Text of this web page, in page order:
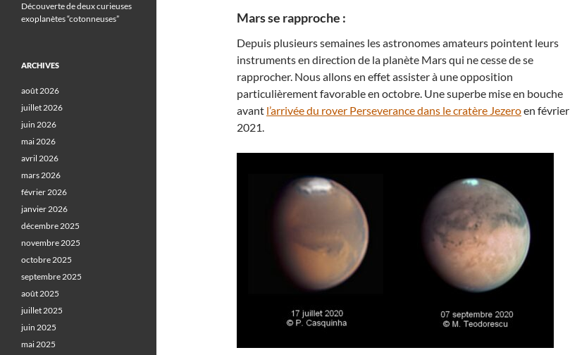
Mars se rapproche :
Depuis plusieurs semaines les astronomes amateurs pointent leurs
instruments en direction de la planète Mars qui ne cesse de se
rapprocher. Nous allons en effet assister à une opposition
particulièrement favorable en octobre. Une superbe mise en bouche
avant l’arrivée du rover Perseverance dans le cratère Jezeroen février
2021.
Découverte de deux curieuses
exoplanètes “cotonneuses”
ARCHIVES
août 2026
juillet 2026
juin 2026
mai 2026
avril 2026
mars 2026
février 2026
janvier 2026
décembre 2025
novembre 2025
octobre 2025
septembre 2025
août 2025
juillet 2025
juin 2025
mai 2025